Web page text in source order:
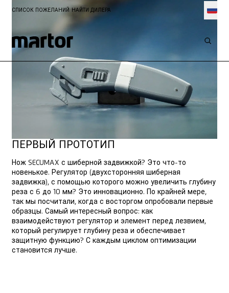
СПИСОК ПОЖЕЛАНИЙ НАЙТИ ДИЛЕРА
ИННОВАЦИЯ
SECUMAX 370
ЧТО ТЫ ЕСТЬ!
ПЕРВЫЙ ПРОТОТИП
Нож SECUMAX с шиберной задвижкой? Это что-то
новенькое. Регулятор (двухсторонняя шиберная
задвижка), с помощью которого можно увеличить глубину
реза с 6 до 10 мм? Это инновационно. По крайней мере,
так мы посчитали, когда с восторгом опробовали первые
образцы. Самый интересный вопрос: как
взаимодействуют регулятор и элемент перед лезвием,
который регулирует глубину реза и обеспечивает
защитную функцию? С каждым циклом оптимизации
становится лучше.